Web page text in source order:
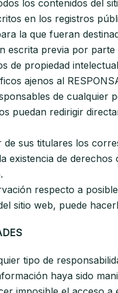
los contenidos del
en los registros
la que fueran
escrita previa por
de propiedad
ajenos al
de cualquier
puedan redirigir
de sus titulares los
existencia de
respecto a
sitio web, puede
tipo de
haya sido